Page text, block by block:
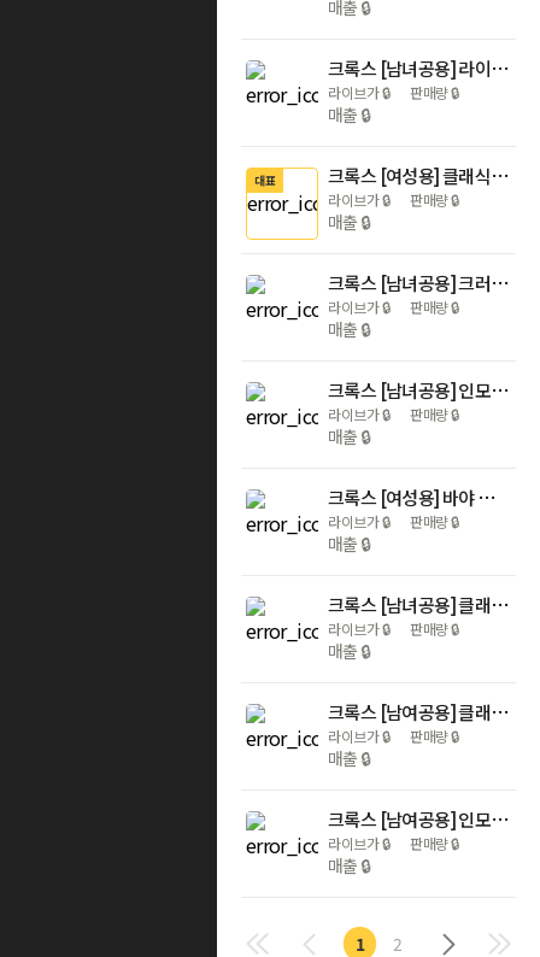
매출 🔒
크록스 [남녀공용] 라이트라이드 클로그 2종 204592-4CC외 크록스 샌들 슬리퍼 지비츠 클래식
라이브가🔒 판매량🔒
매출 🔒
대표 크록스 [여성용] 클래식 플랫폼 클로그 우먼 2종 206750-001외 크록스 샌들 슬리퍼 지비츠 웨지 통굽
라이브가🔒 판매량🔒
매출 🔒
크록스 [남녀공용] 크러쉬 클로그 3종 207521-001외 크록스 샌들 슬리퍼 지비츠 높은굽 힐 웨지 통굽
라이브가🔒 판매량🔒
매출 🔒
크록스 [남녀공용] 인모션 클로그 3종 209964-001외 크록스 샌들 슬리퍼 지비츠 클래식
라이브가🔒 판매량🔒
매출 🔒
크록스 [여성용] 바야 플랫폼 클로그 4종 208186-001외 크록스 샌들 슬리퍼 지비츠 웨지 통굽 높은굽
라이브가🔒 판매량🔒
매출 🔒
크록스 [남녀공용] 클래식 터보 클로그 5종 211287-2Y2외 크록스 샌들 슬리퍼 지비츠 터보 백스트랩
라이브가🔒 판매량🔒
매출 🔒
크록스 [남여공용] 클래식 워터컬러 마블 클로그 211583-1WZ 크록스 샌들 슬리퍼 지비츠 데일리 그레이
라이브가🔒 판매량🔒
매출 🔒
크록스 [남여공용] 인모션 클로그 209964-100 크록스 샌들 슬리퍼 지비츠 데일리 클래식 플랫폼 화이트
라이브가🔒 판매량🔒
매출 🔒
1 2